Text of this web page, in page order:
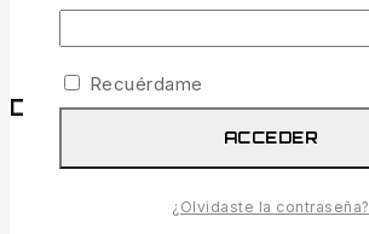
CARPFISHING(2)
DEPREDADORES(2)
Destacar
Nuevas Llegadas
Recuérdame
ACCEDER
¿Olvidaste la contraseña?